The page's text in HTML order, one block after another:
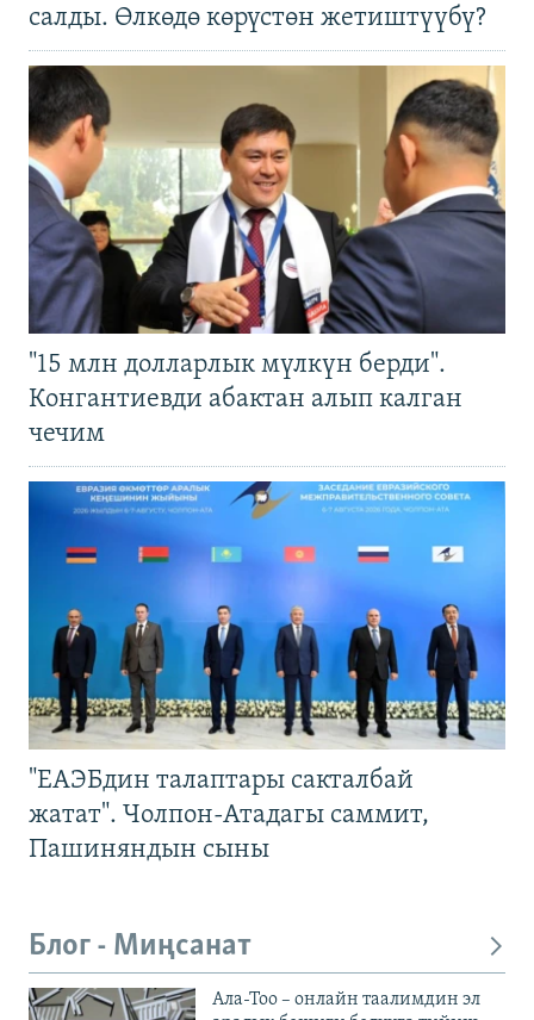
салды. Өлкөдө көрүстөн жетиштүүбү?
"15 млн долларлык мүлкүн берди".
Конгантиевди абактан алып калган
чечим
"ЕАЭБдин талаптары сакталбай
жатат". Чолпон-Атадагы саммит,
Пашиняндын сыны
Блог - Миңсанат
Ала-Тоо – онлайн таалимдин эл